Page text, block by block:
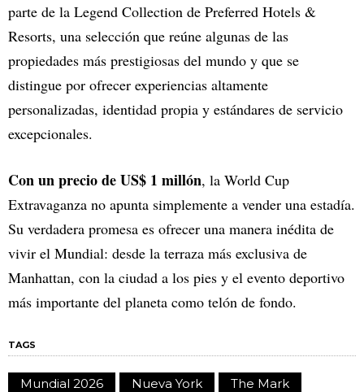
parte de la Legend Collection de Preferred Hotels &
Resorts, una selección que reúne algunas de las
propiedades más prestigiosas del mundo y que se
distingue por ofrecer experiencias altamente
personalizadas, identidad propia y estándares de servicio
excepcionales.
Con un precio de US$ 1 millón, la World Cup
Extravaganza no apunta simplemente a vender una estadía.
Su verdadera promesa es ofrecer una manera inédita de
vivir el Mundial: desde la terraza más exclusiva de
Manhattan, con la ciudad a los pies y el evento deportivo
más importante del planeta como telón de fondo.
TAGS
Mundial 2026 Nueva York The Mark